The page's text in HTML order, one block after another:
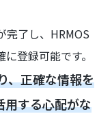
完了し、HRMOS
登録可能です。
、正確な情報を
用する心配がな